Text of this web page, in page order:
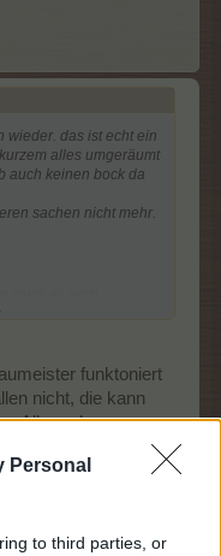
Personal
to third parties, or
wieder. das ist echt ein
alles umgeräumt
auch keinen bock da
sachen nicht mehr.
es funktioniert. kaufe
funktoniert
nicht, die kann
Alle anderen